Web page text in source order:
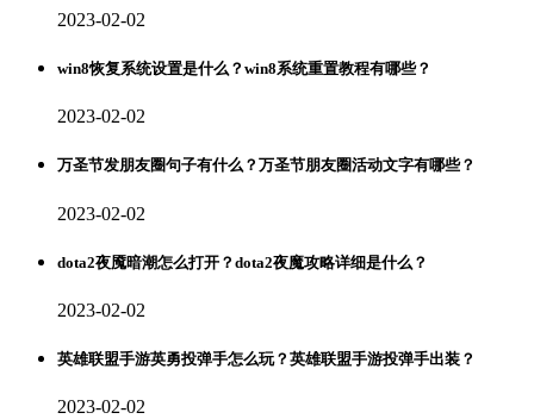
2023-02-02
win8恢复系统设置是什么？win8系统重置教程有哪些？
2023-02-02
万圣节发朋友圈句子有什么？万圣节朋友圈活动文字有哪些？
2023-02-02
dota2夜魇暗潮怎么打开？dota2夜魔攻略详细是什么？
2023-02-02
英雄联盟手游英勇投弹手怎么玩？英雄联盟手游投弹手出装？
2023-02-02